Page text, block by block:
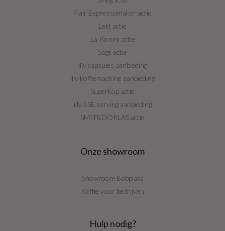
Flair Espressomaker actie
Lelit actie
La Pavoni actie
Sage actie
illy capsules aanbieding
illy koffiemachine aanbieding
Superkop actie
illy ESE serving aanbieding
SMIT&DORLAS actie
Onze showroom
Showroom Bobplaza
Koffie voor bedrijven
Hulp nodig?